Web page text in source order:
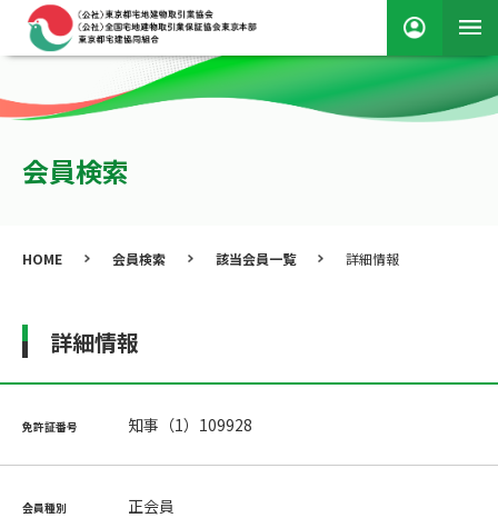
会員検索
HOME 会員検索 該当会員一覧 詳細情報
詳細情報
免許証番号 知事（1）109928
会員種別 正会員